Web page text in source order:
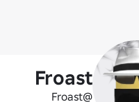
Froast
@Froast